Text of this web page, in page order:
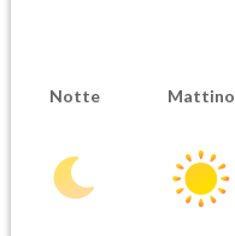
Notte Mattino